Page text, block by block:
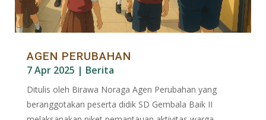
AGEN PERUBAHAN
7 Apr 2025 | Berita
Ditulis oleh Birawa Noraga Agen Perubahan yang
beranggotakan peserta didik SD Gembala Baik II